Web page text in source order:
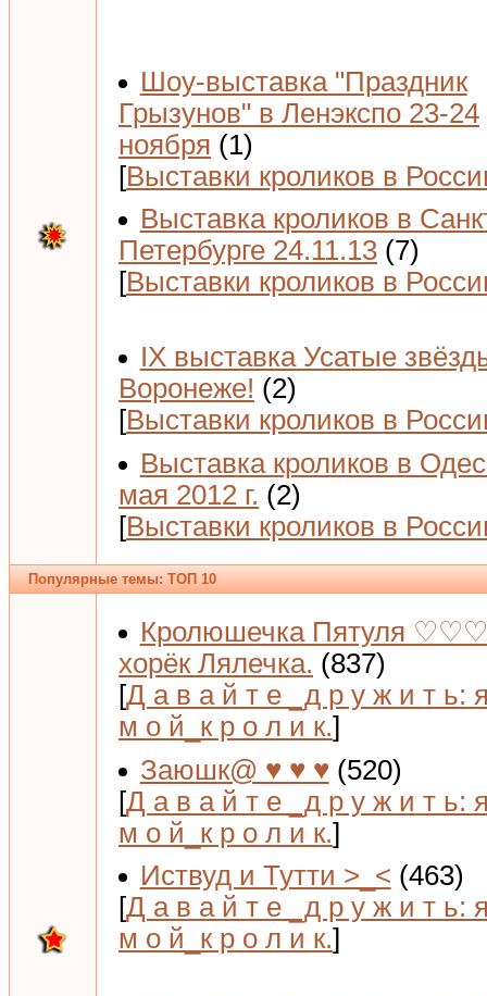
Шоу-выставка "Праздник
Грызунов" в Ленэкспо 23-24
ноября (1)
[Выставки кроликов в
Выставка кроликов в
Петербурге 24.11.13 (7)
[Выставки кроликов в
IX выставка Усатые
Воронеже! (2)
[Выставки кроликов в
Выставка кроликов в
мая 2012 г. (2)
[Выставки кроликов в
Популярные темы: ТОП 10
Кролюшечка Пятуля
хорёк Лялечка. (837)
[Д а в а й т е _д р у ж и т ь:
м о й_к р о л и к.]
Заюшк@ ♥ ♥ ♥ (520)
[Д а в а й т е _д р у ж и т ь:
м о й_к р о л и к.]
Иствуд и Тутти >_< (463)
[Д а в а й т е _д р у ж и т ь:
м о й_к р о л и к.]